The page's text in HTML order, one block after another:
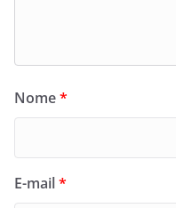
Nome*
E-mail*